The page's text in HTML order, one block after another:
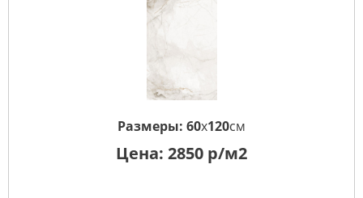
Размеры: 60x120см
Цена: 2850 р/м2